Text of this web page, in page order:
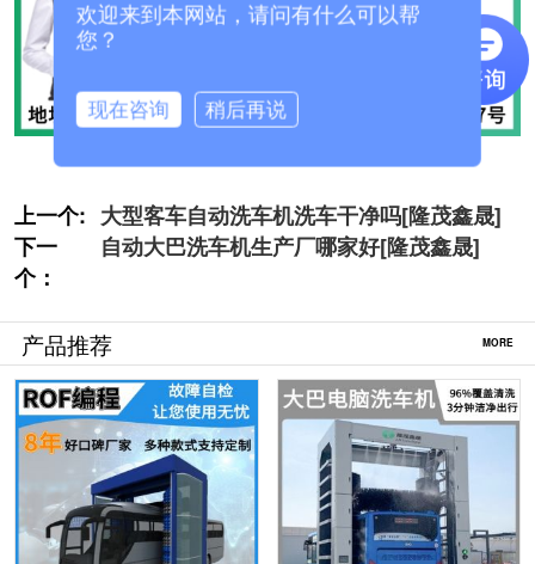
上一个: 大型客车自动洗车机洗车干净吗[隆茂鑫晟]
下一
个：
自动大巴洗车机生产厂哪家好[隆茂鑫晟]
产品推荐 MORE
欢迎来到本网站，请问有什么可以帮
您？
现在咨询 稍后再说